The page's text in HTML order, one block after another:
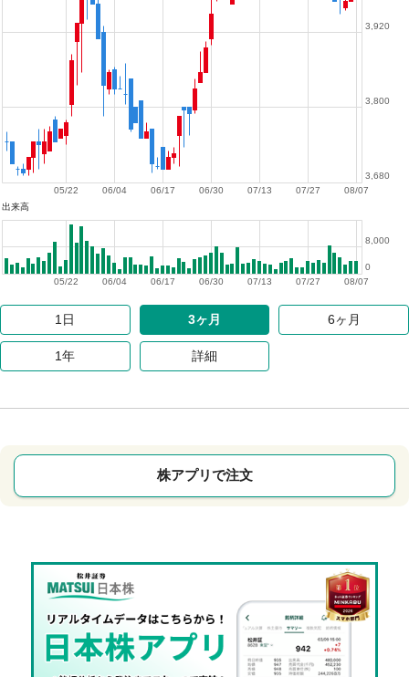
08/07
07/27
07/13
06/30
06/17
06/04
05/22
3,680
3,800
3,920
出来高
08/07
07/27
07/13
06/30
06/17
06/04
05/22
0
8,000
1日 3ヶ月 6ヶ月
1年 詳細
株アプリで注文